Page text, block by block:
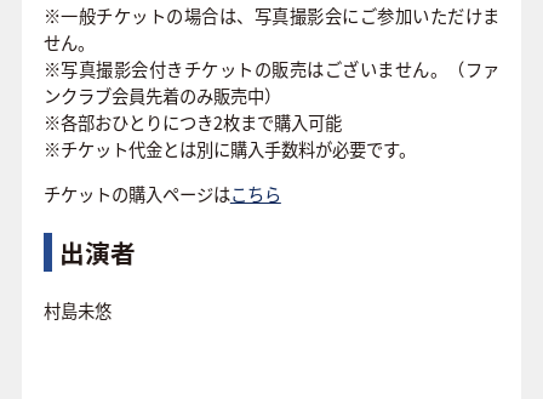
※一般チケットの場合は、写真撮影会にご参加いただけま
せん。
※写真撮影会付きチケットの販売はございません。（ファ
ンクラブ会員先着のみ販売中）
※各部おひとりにつき2枚まで購入可能
※チケット代金とは別に購入手数料が必要です。
チケットの購入ページはこちら
出演者
村島未悠